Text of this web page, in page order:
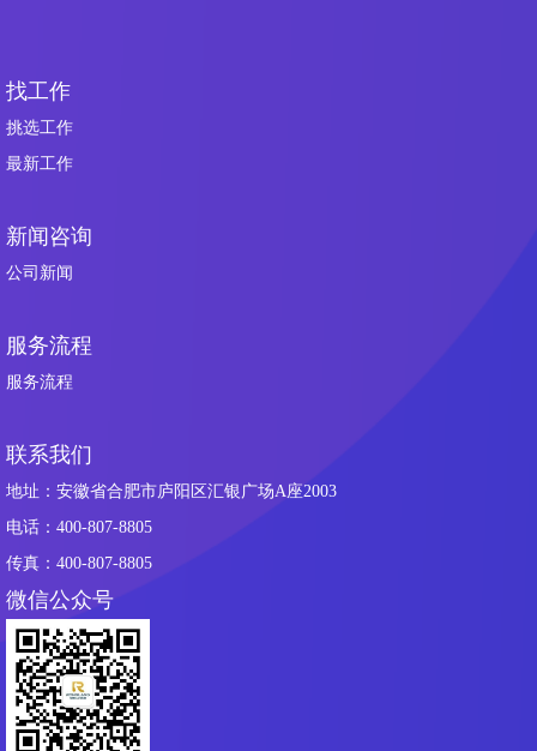
找工作
挑选工作
最新工作
新闻咨询
公司新闻
服务流程
服务流程
联系我们
地址：安徽省合肥市庐阳区汇银广场A座2003
电话：400-807-8805
传真：400-807-8805
微信公众号